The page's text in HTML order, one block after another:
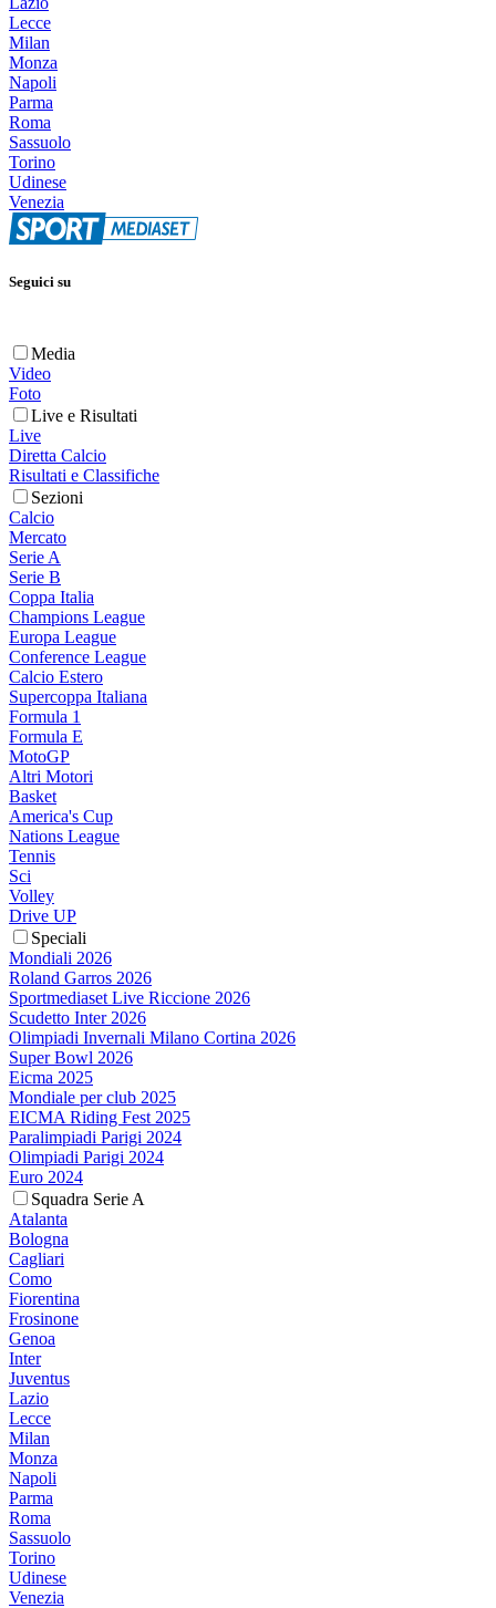
Lecce
Milan
Monza
Napoli
Parma
Roma
Sassuolo
Torino
Udinese
Venezia
Seguici su
Media
Video
Foto
Live e Risultati
Live
Diretta Calcio
Risultati e Classifiche
Sezioni
Calcio
Mercato
Serie A
Serie B
Coppa Italia
Champions League
Europa League
Conference League
Calcio Estero
Supercoppa Italiana
Formula 1
Formula E
MotoGP
Altri Motori
Basket
America's Cup
Nations League
Tennis
Sci
Volley
Drive UP
Speciali
Mondiali 2026
Roland Garros 2026
Sportmediaset Live Riccione 2026
Scudetto Inter 2026
Olimpiadi Invernali Milano Cortina 2026
Super Bowl 2026
Eicma 2025
Mondiale per club 2025
EICMA Riding Fest 2025
Paralimpiadi Parigi 2024
Olimpiadi Parigi 2024
Euro 2024
Squadra Serie A
Atalanta
Bologna
Cagliari
Como
Fiorentina
Frosinone
Genoa
Inter
Juventus
Lazio
Lecce
Milan
Monza
Napoli
Parma
Roma
Sassuolo
Torino
Udinese
Venezia